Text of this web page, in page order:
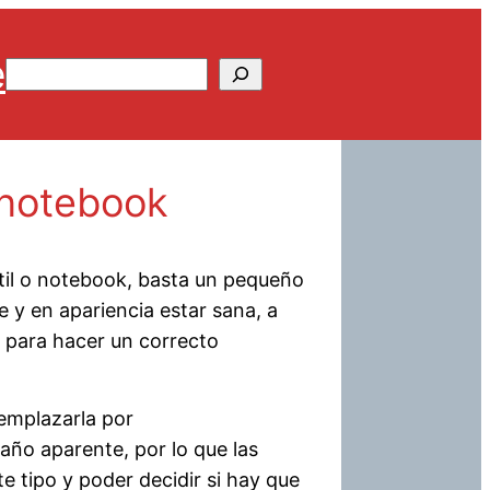
Buscar
o notebook, basta un pequeño
y en apariencia estar sana, a
hacer un correcto
por
aparente, por lo que las
tipo y poder decidir si hay que